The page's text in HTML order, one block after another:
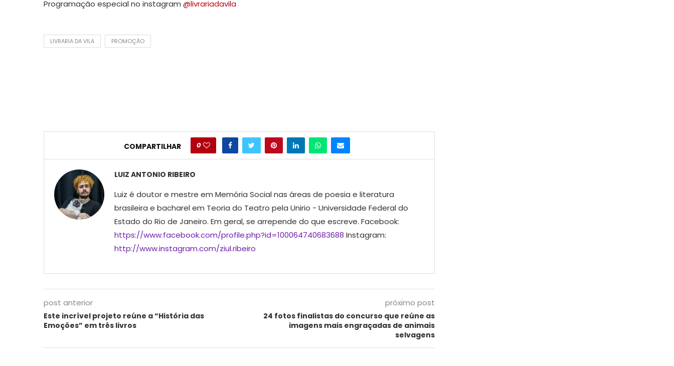
Programação especial no instagram @livrariadavila
LIVRARIA DA VILA PROMOÇÃO
COMPARTILHAR 0
LUIZ ANTONIO RIBEIRO
Luiz é doutor e mestre em Memória Social nas áreas de poesia e literatura
brasileira e bacharel em Teoria do Teatro pela Unirio - Universidade Federal do
Estado do Rio de Janeiro. Em geral, se arrepende do que escreve. Facebook:
https://www.facebook.com/profile.php?id=100064740683688 Instagram:
http://www.instagram.com/ziul.ribeiro
post anterior
Este incrível projeto reúne a “História das
Emoções” em três livros
próximo post
24 fotos finalistas do concurso que reúne as
imagens mais engraçadas de animais
selvagens